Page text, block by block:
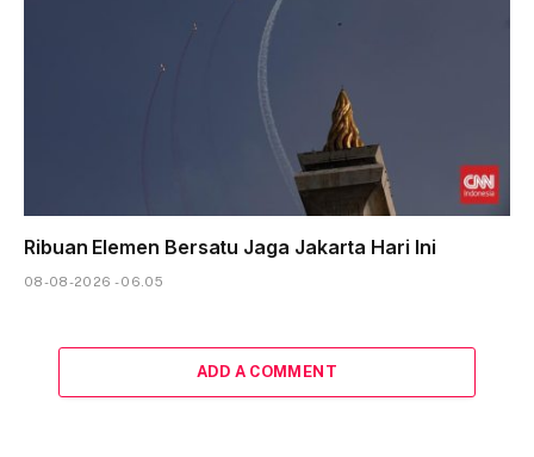
Ribuan Elemen Bersatu Jaga Jakarta Hari Ini
08-08-2026 - 06.05
ADD A COMMENT